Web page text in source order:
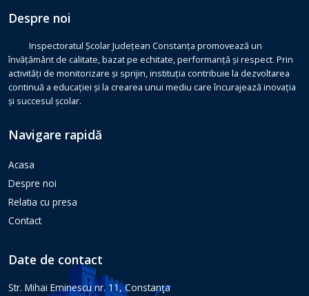
Despre noi
Inspectoratul Școlar Județean Constanța promovează un
învățământ de calitate, bazat pe echitate, performanță și respect. Prin
activități de monitorizare și sprijin, instituția contribuie la dezvoltarea
continuă a educației și la crearea unui mediu care încurajează inovația
și succesul școlar.
Navigare rapidă
Acasa
Despre noi
Relatia cu presa
Contact
Date de contact
Str. Mihai Eminescu nr. 11, Constanţa